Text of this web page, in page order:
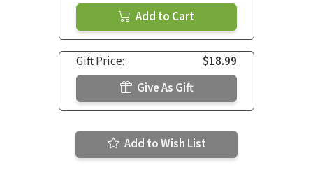
Add to Cart
Gift Price:
$18.99
Give As Gift
Add to Wish List